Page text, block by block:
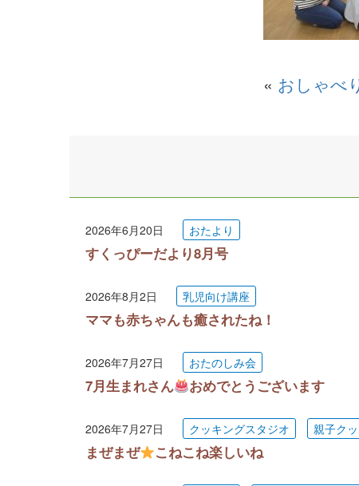
« おしゃべ
2026年6月20日 おたより
すくっぴーだより8月号
2026年8月2日 乳児向け講座
ママも赤ちゃんも癒されたね！
2026年7月27日 おたのしみ会
7月生まれさん おめでとうございます
2026年7月27日 クッキングスタジオ 親子ク
まぜまぜ こねこね楽しいね